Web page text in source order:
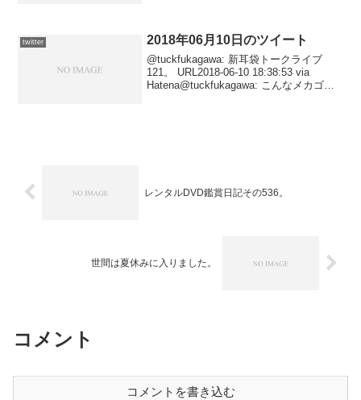
twitter 2018年06月10日のツイート
@tuckfukagawa: 新耳袋トークライブ
121。 URL2018-06-10 18:38:53 via
Hatena@tuckfukagawa: こんなメカゴジ
レンタルDVD鑑賞日記その536。
世間は夏休みに入りました。
コメント
コメントを書き込む